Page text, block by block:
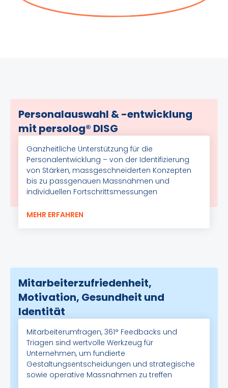
Personalauswahl & -entwicklung
mit persolog® DISG
Ganzheitliche Unterstützung für die
Personalentwicklung – von der Identifizierung
von Stärken, massgeschneiderten Konzepten
bis zu passgenauen Massnahmen und
individuellen Fortschrittsmessungen
MEHR ERFAHREN
Mitarbeiterzufriedenheit,
Motivation, Gesundheit und
Identität
Mitarbeiterumfragen, 361° Feedbacks und
Triagen sind wertvolle Werkzeug für
Unternehmen, um fundierte
Gestaltungsentscheidungen und strategische
sowie operative Massnahmen zu treffen